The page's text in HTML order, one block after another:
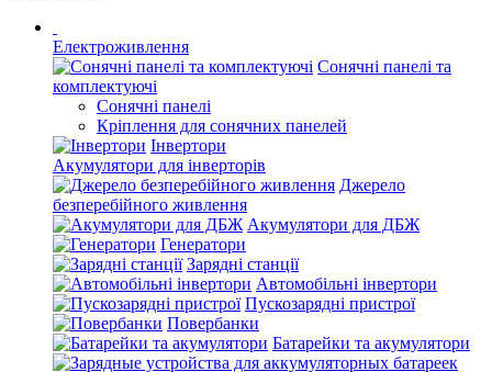
Електроживлення
Сонячні панелі та
комплектуючі
Сонячні панелі
Кріплення для сонячних панелей
Інвертори
Акумулятори для інверторів
Джерело
безперебійного живлення
Акумулятори для ДБЖ
Генератори
Зарядні станції
Автомобільні інвертори
Пускозарядні пристрої
Повербанки
Батарейки та акумулятори